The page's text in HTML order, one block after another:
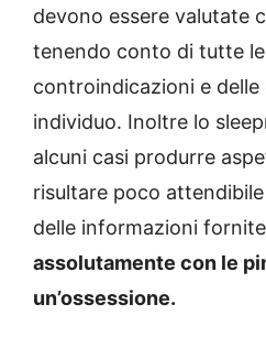
devono essere valutate
tenendo conto di tutte
controindicazioni e delle
individuo. Inoltre lo
alcuni casi produrre
risultare poco
delle informazioni
assolutamente con le
un’ossessione.